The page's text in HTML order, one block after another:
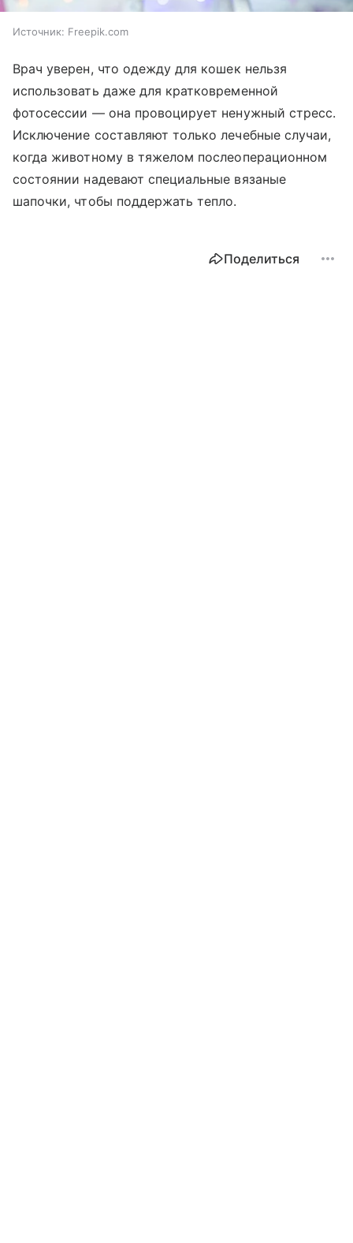
Источник: Freepik.com
Врач уверен, что одежду для кошек нельзя
использовать даже для кратковременной
фотосессии — она провоцирует ненужный стресс.
Исключение составляют только лечебные случаи,
когда животному в тяжелом послеоперационном
состоянии надевают специальные вязаные
шапочки, чтобы поддержать тепло.
Поделиться